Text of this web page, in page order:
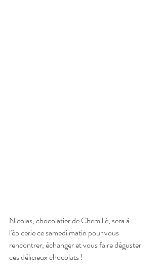
Nicolas, chocolatier de Chemillé, sera à
l'épicerie ce samedi matin pour vous
rencontrer, échanger et vous faire déguster
ces délicieux chocolats !